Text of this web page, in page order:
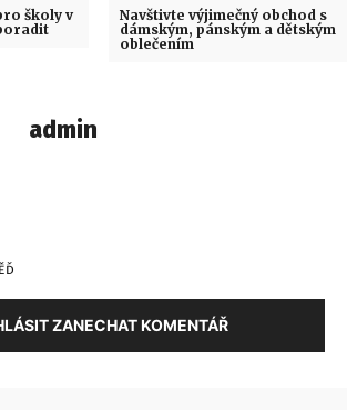
školy v
Navštivte výjimečný obchod s
dámským, pánským a dětským
oblečením
admin
ZANECHAT KOMENTÁŘ